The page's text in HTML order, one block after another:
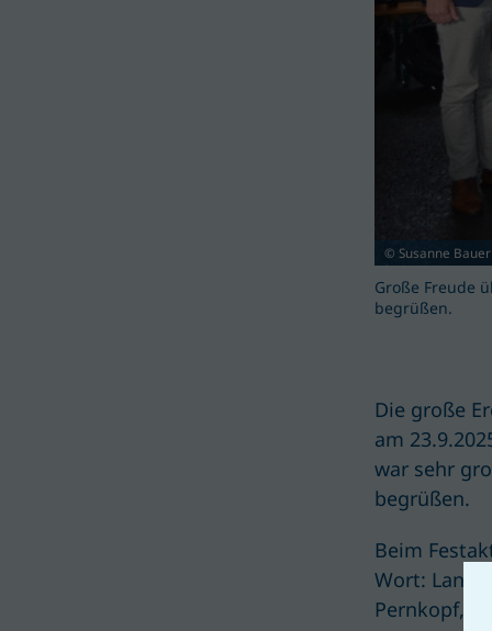
© Susanne Bauer
Große Freude
begrüßen.
Die große
am
war sehr
begrüßen.
Beim
Wort:
Pernkopf,